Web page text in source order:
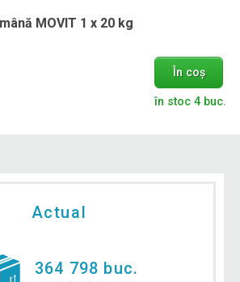
MOVIT 1 x 20 kg
În coș
în stoc 4 buc.
Actual
364 798 buc.